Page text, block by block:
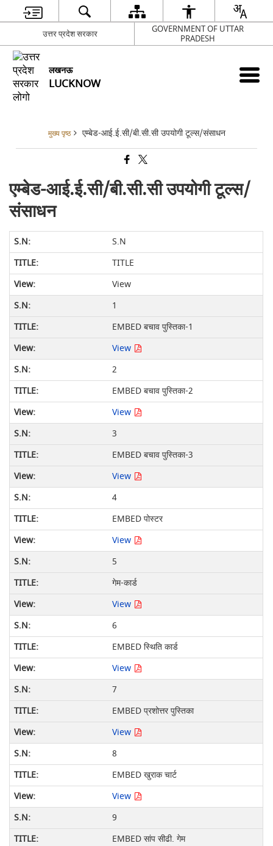
उत्तर प्रदेश सरकार
GOVERNMENT OF UTTAR
PRADESH
लखनऊ
LUCKNOW
मुख्य पृष्ठ एम्बेड-आई.ई.सी/बी.सी.सी उपयोगी टूल्स/संसाधन
एम्बेड-आई.ई.सी/बी.सी.सी उपयोगी टूल्स/
संसाधन
S.N
TITLE
View
1
EMBED बचाव पुस्तिका-1
View
2
EMBED बचाव पुस्तिका-2
View
3
EMBED बचाव पुस्तिका-3
View
4
EMBED पोस्टर
View
5
गेम-कार्ड
View
6
EMBED स्थिति कार्ड
View
7
EMBED प्रशोत्तर पुस्तिका
View
8
EMBED खुराक चार्ट
View
9
EMBED सांप सीढी. गेम